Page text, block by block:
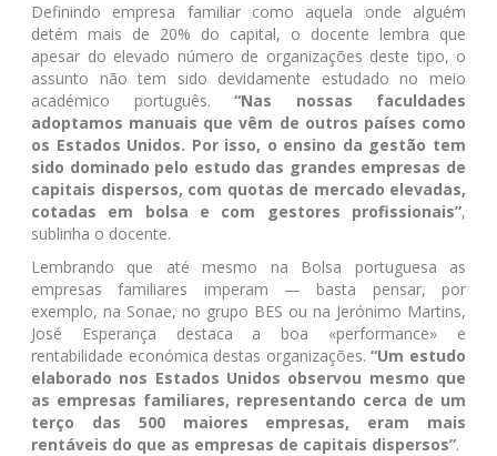
Definindo empresa familiar como aquela onde alguém
detém mais de 20% do capital, o docente lembra que
apesar do elevado número de organizações deste tipo, o
assunto não tem sido devidamente estudado no meio
académico português. “Nas nossas faculdades
adoptamos manuais que vêm de outros países como
os Estados Unidos. Por isso, o ensino da gestão tem
sido dominado pelo estudo das grandes empresas de
capitais dispersos, com quotas de mercado elevadas,
cotadas em bolsa e com gestores profissionais”,
sublinha o docente.
Lembrando que até mesmo na Bolsa portuguesa as
empresas familiares imperam — basta pensar, por
exemplo, na Sonae, no grupo BES ou na Jerónimo Martins,
José Esperança destaca a boa «performance» e
rentabilidade económica destas organizações.“Um estudo
elaborado nos Estados Unidos observou mesmo que
as empresas familiares, representando cerca de um
terço das 500 maiores empresas, eram mais
rentáveis do que as empresas de capitais dispersos”.